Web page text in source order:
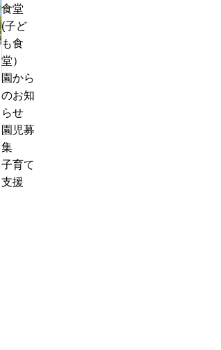
ぱ
く
通
信
8
月
号
＆
ぽ
ん
ち
熱
中
症
警
戒
ア
ラ
ー
ト
発
表
お
里
帰
り
の
お
知
ら
食堂
(子ど
も食
堂）
園から
のお知
らせ
園児募
集
子育て
支援